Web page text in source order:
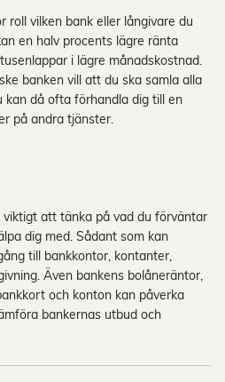
roll vilken bank eller långivare du
en halv procents lägre ränta
i lägre månadskostnad.
banken vill att du ska samla alla
kan då ofta förhandla dig till en
på andra tjänster.
viktigt att tänka på vad du förväntar
dig med. Sådant som kan
till bankkontor, kontanter,
Även bankens bolåneräntor,
och konton kan påverka
bankernas utbud och